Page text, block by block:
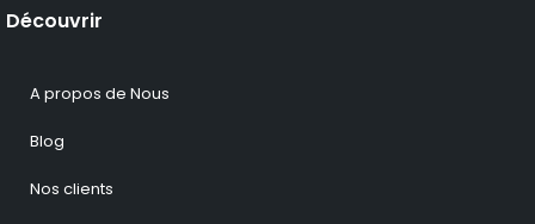
Découvrir
A propos de Nous
Blog
Nos clients